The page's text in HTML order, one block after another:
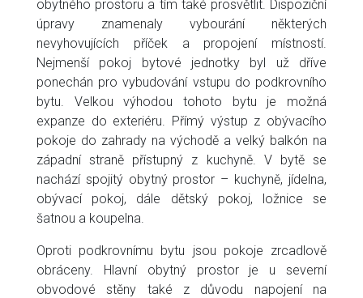
obytného prostoru a tím také prosvětlit. Dispoziční
úpravy znamenaly vybourání některých
nevyhovujících příček a propojení místností.
Nejmenší pokoj bytové jednotky byl už dříve
ponechán pro vybudování vstupu do podkrovního
bytu. Velkou výhodou tohoto bytu je možná
expanze do exteriéru. Přímý výstup z obývacího
pokoje do zahrady na východě a velký balkón na
západní straně přístupný z kuchyně. V bytě se
nachází spojitý obytný prostor – kuchyně, jídelna,
obývací pokoj, dále dětský pokoj, ložnice se
šatnou a koupelna.
Oproti podkrovnímu bytu jsou pokoje zrcadlově
obráceny. Hlavní obytný prostor je u severní
obvodové stěny také z důvodu napojení na